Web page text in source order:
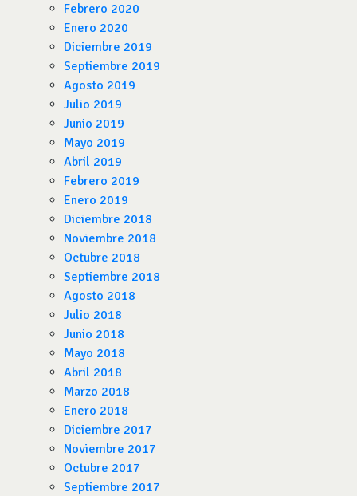
Febrero 2020
Enero 2020
Diciembre 2019
Septiembre 2019
Agosto 2019
Julio 2019
Junio 2019
Mayo 2019
Abril 2019
Febrero 2019
Enero 2019
Diciembre 2018
Noviembre 2018
Octubre 2018
Septiembre 2018
Agosto 2018
Julio 2018
Junio 2018
Mayo 2018
Abril 2018
Marzo 2018
Enero 2018
Diciembre 2017
Noviembre 2017
Octubre 2017
Septiembre 2017